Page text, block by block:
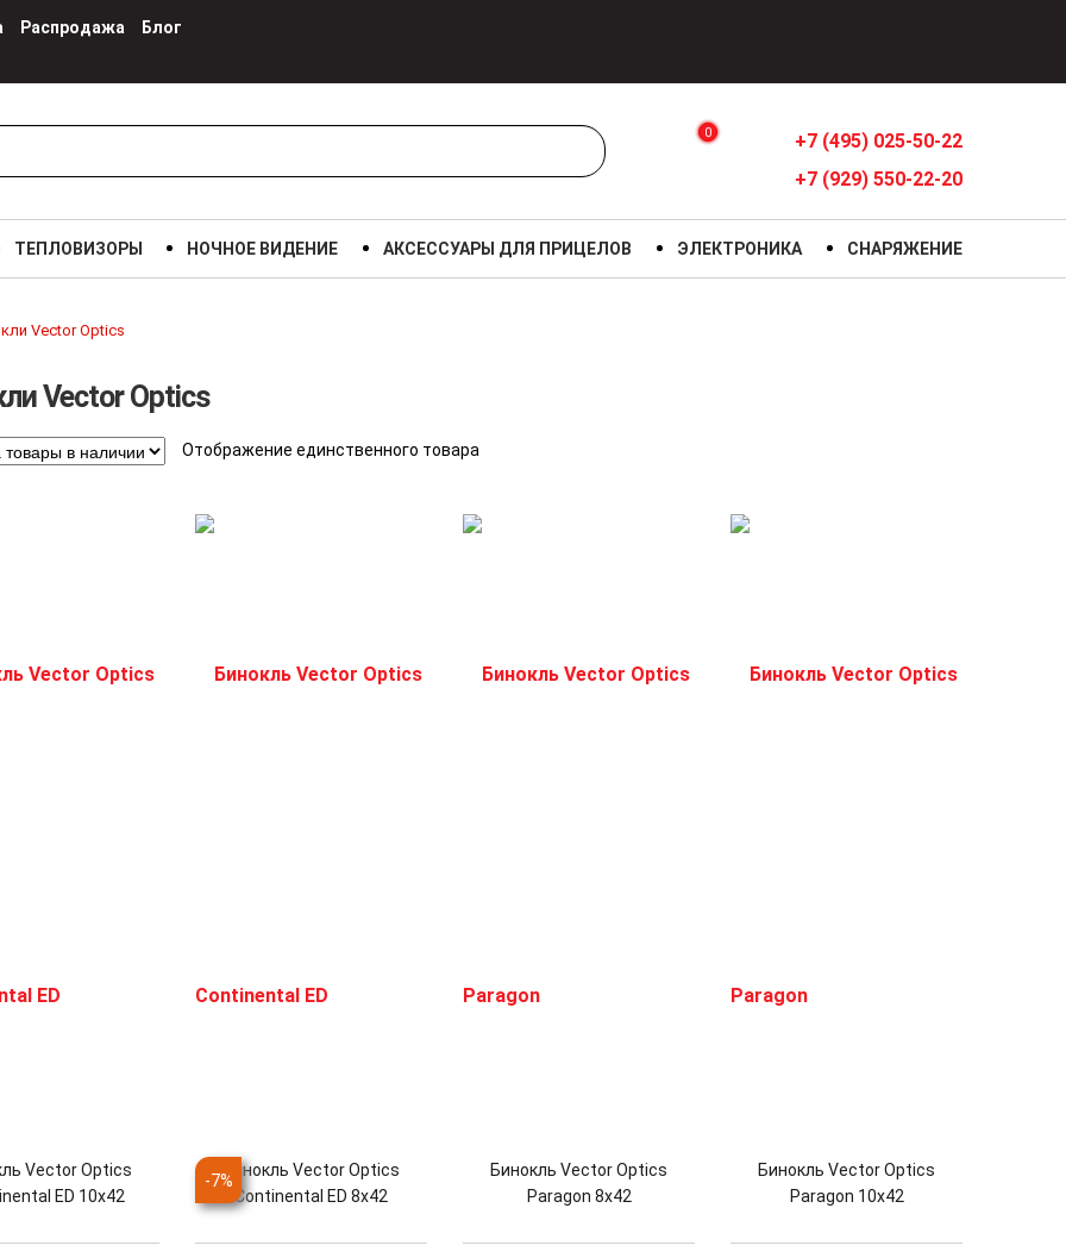
Распродажа
Блог
0
+7 (495) 025-50-22
+7 (929) 550-22-20
ТЕПЛОВИЗОРЫ НОЧНОЕ ВИДЕНИЕ АКСЕССУАРЫ ДЛЯ ПРИЦЕЛОВ ЭЛЕКТРОНИКА СНАРЯЖЕНИЕ
Vector Optics
Vector Optics
Отображение единственного товара
Vector Optics
ED 10x42
-7%
Бинокль Vector Optics
Continental ED 8x42
Бинокль Vector Optics
Paragon 8x42
Бинокль Vector Optics
Paragon 10x42